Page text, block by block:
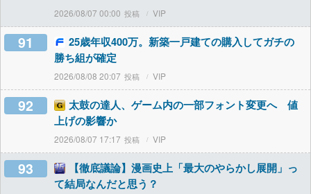
2026/08/07 00:00 VIP
91
25歳年収400万。新築一戸建ての購入してガチの
勝ち組が確定
2026/08/08 20:07 VIP
92
太鼓の達人、ゲーム内の一部フォント変更へ 値
上げの影響か
2026/08/07 17:17 VIP
93
【徹底議論】漫画史上「最大のやらかし展開」っ
て結局なんだと思う？